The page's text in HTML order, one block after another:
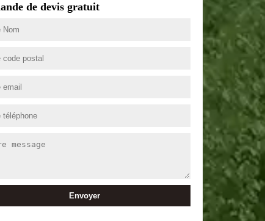
de devis gratuit